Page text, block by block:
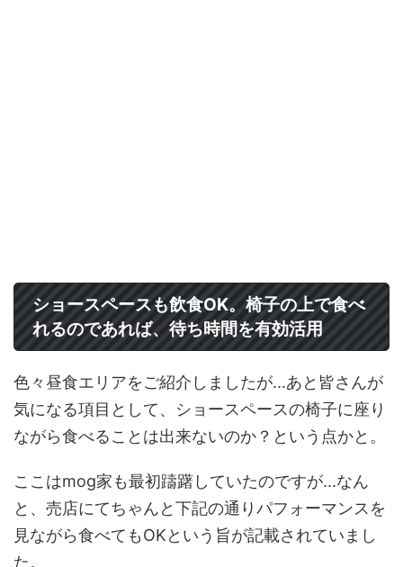
ショースペースも飲食OK。椅子の上で食べ
れるのであれば、待ち時間を有効活用
色々昼食エリアをご紹介しましたが...あと皆さんが
気になる項目として、ショースペースの椅子に座り
ながら食べることは出来ないのか？という点かと。
ここはmog家も最初躊躇していたのですが...なん
と、売店にてちゃんと下記の通りパフォーマンスを
見ながら食べてもOKという旨が記載されていまし
た。